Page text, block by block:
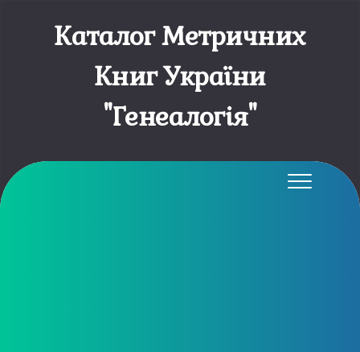
Каталог Метричних
Книг України
"Генеалогія"